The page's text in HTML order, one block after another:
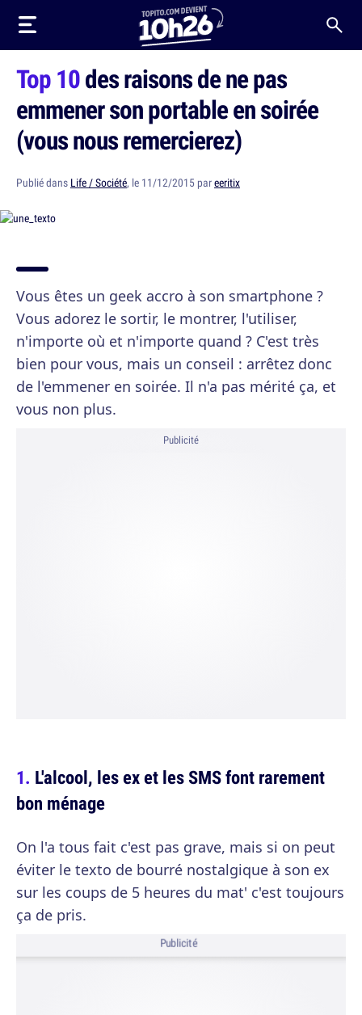
Top 10des raisons de ne pas
emmener son portable en soirée
(vous nous remercierez)
Publié dans Life / Société, le 11/12/2015 pareeritix
Vous êtes un geek accro à son smartphone ?
Vous adorez le sortir, le montrer, l'utiliser,
n'importe où et n'importe quand ? C'est très
bien pour vous, mais un conseil : arrêtez donc
de l'emmener en soirée. Il n'a pas mérité ça, et
vous non plus.
Publicité
L'alcool, les ex et les SMS font rarement
bon ménage
On l'a tous fait c'est pas grave, mais si on peut
éviter le texto de bourré nostalgique à son ex
sur les coups de 5 heures du mat' c'est toujours
ça de pris.
Publicité